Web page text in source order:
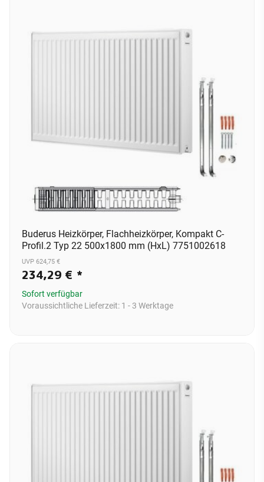
Buderus Heizkörper, Flachheizkörper, Kompakt C-
Profil.2 Typ 22 500x1800 mm (HxL) 7751002618
UVP 624,75 €
234,29 € *
Sofort verfügbar
Voraussichtliche Lieferzeit: 1 - 3 Werktage